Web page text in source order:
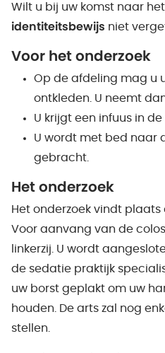
Wilt u bij uw komst naar
identiteitsbewijs niet
Voor het onderzoek
Op de afdeling mag u
ontkleden. U neemt
U krijgt een infuus in
U wordt met bed naar
gebracht.
Het onderzoek
Het onderzoek vindt
Voor aanvang van de
linkerzij. U wordt
de sedatie praktijk
uw borst geplakt om uw
houden. De arts zal nog
stellen.